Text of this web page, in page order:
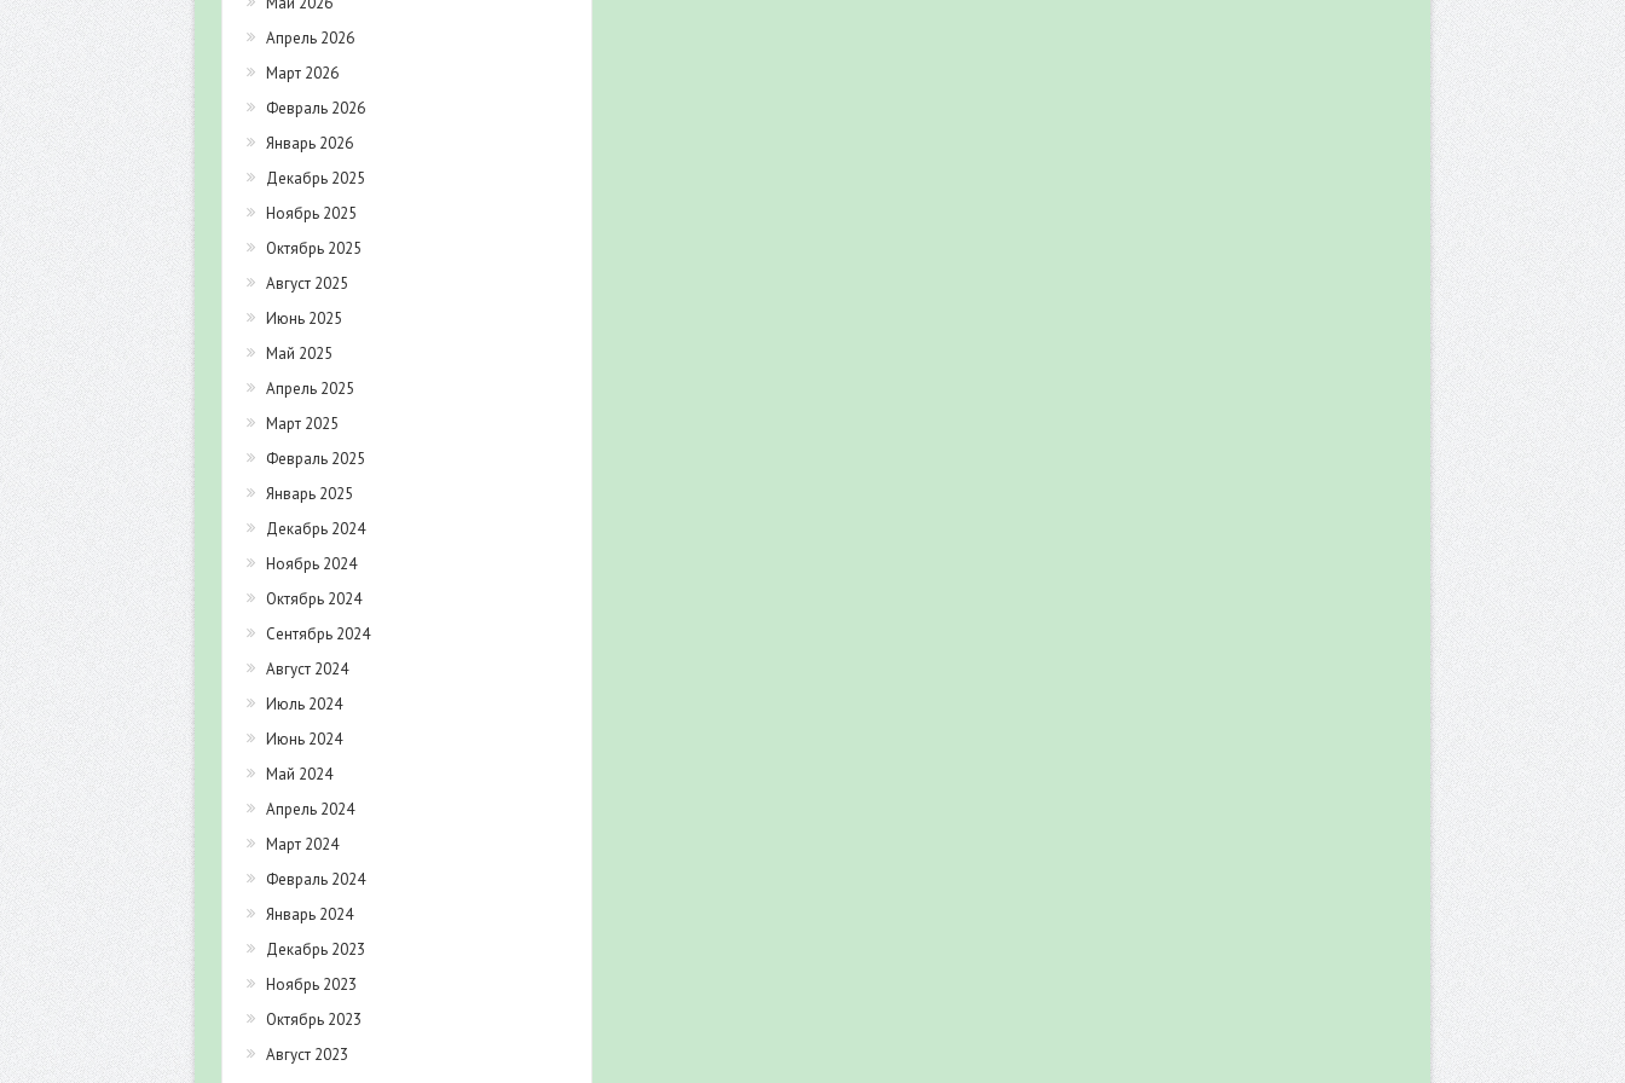
Апрель 2026
Март 2026
Февраль 2026
Январь 2026
Декабрь 2025
Ноябрь 2025
Октябрь 2025
Август 2025
Июнь 2025
Май 2025
Апрель 2025
Март 2025
Февраль 2025
Январь 2025
Декабрь 2024
Ноябрь 2024
Октябрь 2024
Сентябрь 2024
Август 2024
Июль 2024
Июнь 2024
Май 2024
Апрель 2024
Март 2024
Февраль 2024
Январь 2024
Декабрь 2023
Ноябрь 2023
Октябрь 2023
Август 2023